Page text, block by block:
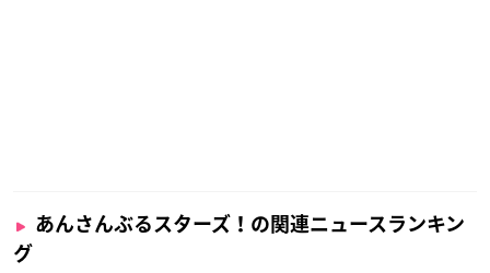
あんさんぶるスターズ！の関連ニュースランキン
グ